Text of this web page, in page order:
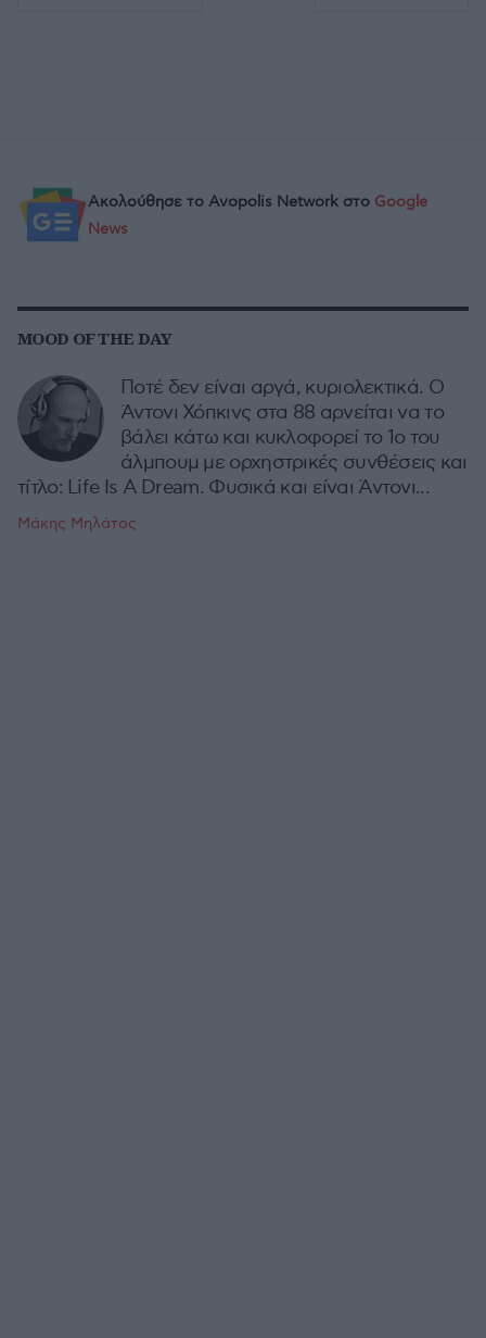
Ακολούθησε το Avopolis Network στο Google
News
MOOD OF THE DAY
Ποτέ δεν είναι αργά, κυριολεκτικά. Ο
Άντονι Χόπκινς στα 88 αρνείται να το
βάλει κάτω και κυκλοφορεί το 1ο του
άλμπουμ με ορχηστρικές συνθέσεις και
τίτλο: Life Is A Dream. Φυσικά και είναι Άντονι...
Μάκης Μηλάτος